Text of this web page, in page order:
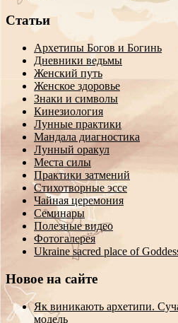
Статьи
Архетипы Богов и Богинь
Дневники ведьмы
Женский путь
Женское здоровье
Знаки и символы
Кинезиология
Лунные практики
Мандала диагностика
Лунный оракул
Места силы
Практики затмений
Стихотворные эссе
Чайная церемония
Семинары
Полезные видео
Фотогалерея
Ukraine sacred place of
Новое на сайте
Як виникають архетипи.
модель